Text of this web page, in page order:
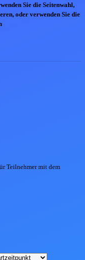
Sie die Seitenwahl,
oder verwenden Sie die
Teilnehmer mit dem